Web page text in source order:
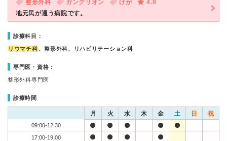
整形外科 ガングリオン けが
4.0
地元民が通う病院です。
診療科目：
リウマチ科 、整形外科、リハビリテーション科
専門医・資格：
整形外科専門医
診療時間
月 火 水 木 金 土 日 祝
09:00-12:30
17:00-19:00